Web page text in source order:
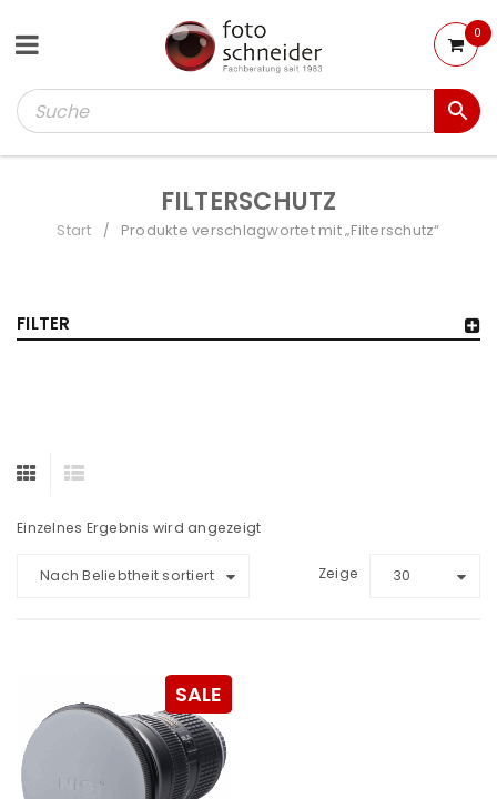
0
FILTERSCHUTZ
Start / Produkte verschlagwortet mit „Filterschutz“
FILTER
Einzelnes Ergebnis wird angezeigt
Nach Beliebtheit sortiert Zeige 30
SALE